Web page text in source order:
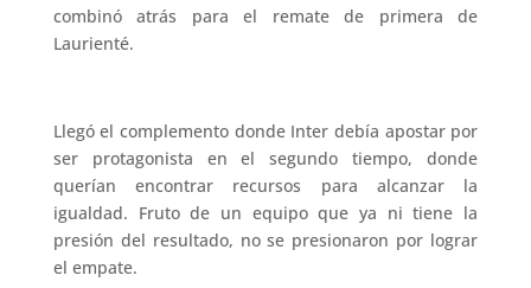
combinó atrás para el remate de primera de
Laurienté.
Llegó el complemento donde Inter debía apostar por
ser protagonista en el segundo tiempo, donde
querían encontrar recursos para alcanzar la
igualdad. Fruto de un equipo que ya ni tiene la
presión del resultado, no se presionaron por lograr
el empate.